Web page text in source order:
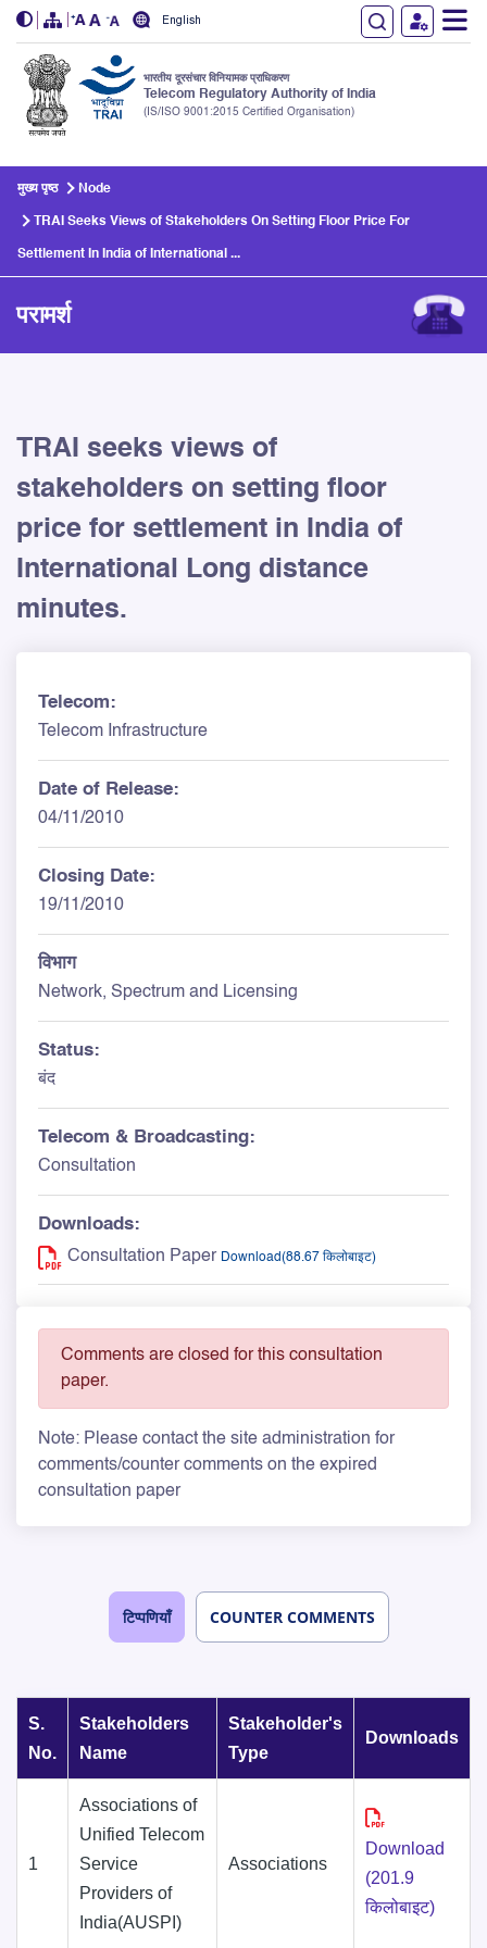
English
भारतीय दूरसंचार विनियामक प्राधिकरण
Telecom Regulatory Authority of India
(IS/ISO 9001:2015 Certified Organisation)
मुख्य पृष्ठ Node
TRAI Seeks Views of Stakeholders On Setting Floor Price For
Settlement In India of International ...
परामर्श
TRAI seeks views of
stakeholders on setting floor
price for settlement in India of
International Long distance
minutes.
Telecom:
Telecom Infrastructure
Date of Release:
04/11/2010
Closing Date:
19/11/2010
विभाग
Network, Spectrum and Licensing
Status:
बंद
Telecom & Broadcasting:
Consultation
Downloads:
Consultation Paper Download(88.67 किलोबाइट)
Comments are closed for this consultation
paper.
Note: Please contact the site administration for
comments/counter comments on the expired
consultation paper
टिप्पणियाँ COUNTER COMMENTS
S.
No.
Stakeholders
Name
Stakeholder's
Type
Downloads
1
Associations of
Unified Telecom
Service
Providers of
India(AUSPI)
Associations
Download
(201.9
किलोबाइट)